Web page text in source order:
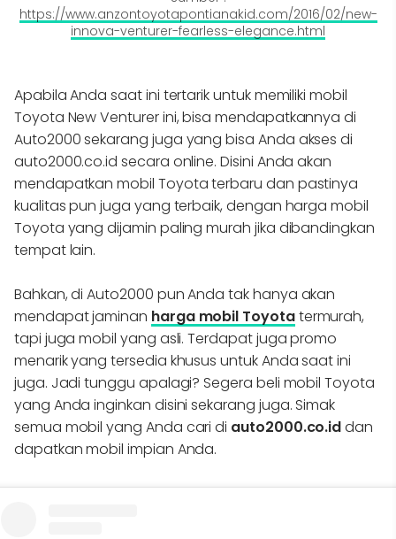
https://www.anzontoyotapontianakid.com/2016/02/new-
innova-venturer-fearless-elegance.html
Apabila Anda saat ini tertarik untuk memiliki mobil
Toyota New Venturer ini, bisa mendapatkannya di
Auto2000 sekarang juga yang bisa Anda akses di
auto2000.co.id secara online. Disini Anda akan
mendapatkan mobil Toyota terbaru dan pastinya
kualitas pun juga yang terbaik, dengan harga mobil
Toyota yang dijamin paling murah jika dibandingkan
tempat lain.
Bahkan, di Auto2000 pun Anda tak hanya akan
mendapat jaminan harga mobil Toyotatermurah,
tapi juga mobil yang asli. Terdapat juga promo
menarik yang tersedia khusus untuk Anda saat ini
juga. Jadi tunggu apalagi? Segera beli mobil Toyota
yang Anda inginkan disini sekarang juga. Simak
semua mobil yang Anda cari di auto2000.co.iddan
dapatkan mobil impian Anda.